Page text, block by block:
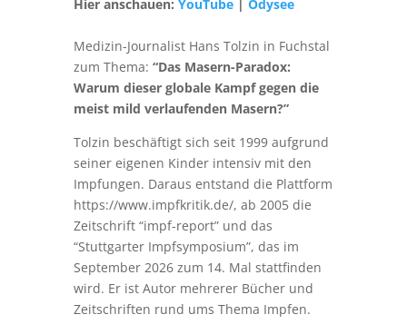
Hier anschauen: YouTube| Odysee
Medizin-Journalist Hans Tolzin in Fuchstal
zum Thema: “Das Masern-Paradox:
Warum dieser globale Kampf gegen die
meist mild verlaufenden Masern?”
Tolzin beschäftigt sich seit 1999 aufgrund
seiner eigenen Kinder intensiv mit den
Impfungen. Daraus entstand die Plattform
https://www.impfkritik.de/, ab 2005 die
Zeitschrift “impf-report” und das
“Stuttgarter Impfsymposium”, das im
September 2026 zum 14. Mal stattfinden
wird. Er ist Autor mehrerer Bücher und
Zeitschriften rund ums Thema Impfen.